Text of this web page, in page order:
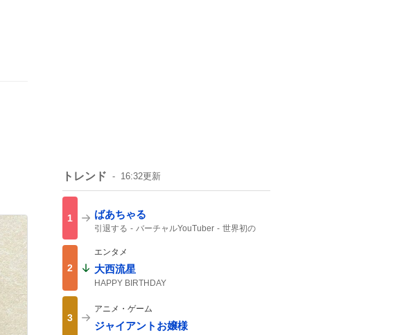
トレンド 16:32更新
1 ばあちゃる
引退する バーチャルYouTuber
世界初の
2
エンタメ
大西流星
HAPPY BIRTHDAY
3
アニメ・ゲーム
ジャイアントお嬢様